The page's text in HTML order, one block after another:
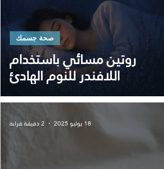
روتين مسائي باستخدام
اللافندر للنوم الهادئ
صحة جسمك
18 يوليو 2025 2 دقيقة قراءة